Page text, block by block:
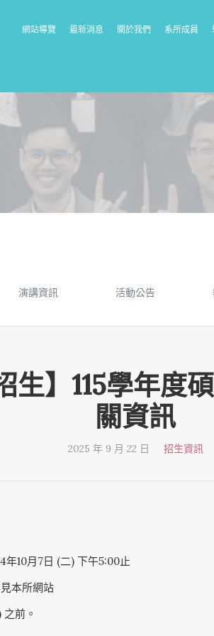
網站導覽 最新消息 關於我們 系所成員
演講資訊 活動公告
】115學年度
關資訊
2025 年 9 月 22 日 招生資訊
年10月7日 (二) 下午5:00止
本所網站
前。